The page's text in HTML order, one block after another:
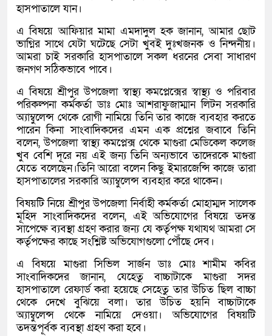
হাসপাতালে যান।
এ বিষয়ে আফিয়ার মামা এমদাদুল হক জানান, আমার ছোট
ভাগ্নির সাথে যেটা ঘটেছে সেটা খুবই দুঃখজনক ও নিন্দনীয়।
আমরা চাই সরকারি হাসপাতালে সকল ধরনের সেবা সাধারণ
জনগণ সঠিকভাবে পাবে।
এ বিষয়ে শ্রীপুর উপজেলা স্বাস্থ্য কমপ্লেক্সের স্বাস্থ্য ও পরিবার
পরিকল্পনা কর্মকর্তা ডাঃ মোঃ আশরাফুজাম্মান লিটন সরকারি
অ্যাম্বুলেন্স থেকে রোগী নামিয়ে তিনি তার কাজে ব্যবহার করতে
পারেন কিনা সাংবাদিকদের এমন এক প্রশ্নের জবাবে তিনি
বলেন, উপজেলা স্বাস্থ্য কমপ্লেক্স থেকে মাগুরা মেডিকেল কলেজ
খুব বেশি দূরে নয় এই জন্য তিনি অন্যভাবে তাদেরকে মাগুরা
যেতে বলেছেন।তিনি আরো বলেন কিছু ইমারজেন্সি কাজে তারা
হাসপাতালের সরকারি অ্যাম্বুলেন্স ব্যবহার করে থাকেন।
বিষয়টি নিয়ে শ্রীপুর উপজেলা নির্বাহী কর্মকর্তা মোহাম্মদ সালেক
মূহিদ সাংবাদিকদের বলেন, এই অভিযোগের বিষয়ে তদন্ত
সাপেক্ষে ব্যবস্থা গ্রহণ করার জন্য যে কর্তৃপক্ষ যথাযথ আমরা সে
কর্তৃপক্ষের কাছে সংশ্লিষ্ট অভিযোগগুলো পৌঁছে দেব।
এ বিষয়ে মাগুরা সিভিল সার্জন ডাঃ মোঃ শামীম কবির
সাংবাদিকদের জানান, যেহেতু বাচ্চাটাকে মাগুরা সদর
হাসপাতালে রেফার্ড করা হয়েছে সেহেতু তার উচিত ছিল বাচ্চা
থেকে দেখে বুঝিয়ে বলা। তার উচিত হয়নি বাচ্চাটাকে
অ্যাম্বুলেন্স থেকে নামিয়ে দেওয়া। অভিযোগের বিষয়টি
তদন্তপূর্বক ব্যবস্থা গ্রহণ করা হবে।